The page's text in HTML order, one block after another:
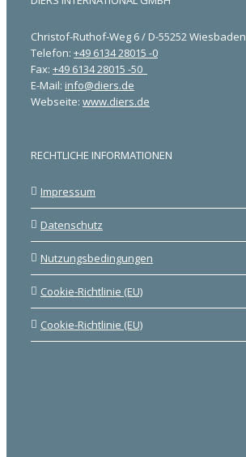
Christof-Ruthof-Weg 6 / D-55252 Wiesbaden
Telefon: +49 6134 28015 -0
Fax: +49 6134 28015 -50
E-Mail: info@diers.de
Webseite: www.diers.de
RECHTLICHE INFORMATIONEN
Impressum
Datenschutz
Nutzungsbedingungen
Cookie-Richtlinie (EU)
Cookie-Richtlinie (EU)